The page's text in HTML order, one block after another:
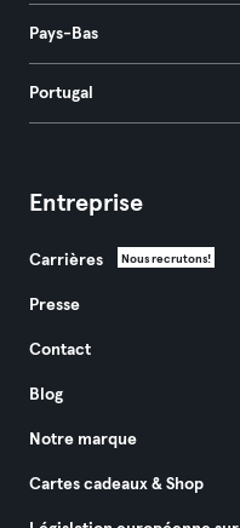
Pays-Bas
Portugal
Entreprise
Carrières Nous recrutons!
Presse
Contact
Blog
Notre marque
Cartes cadeaux & Shop